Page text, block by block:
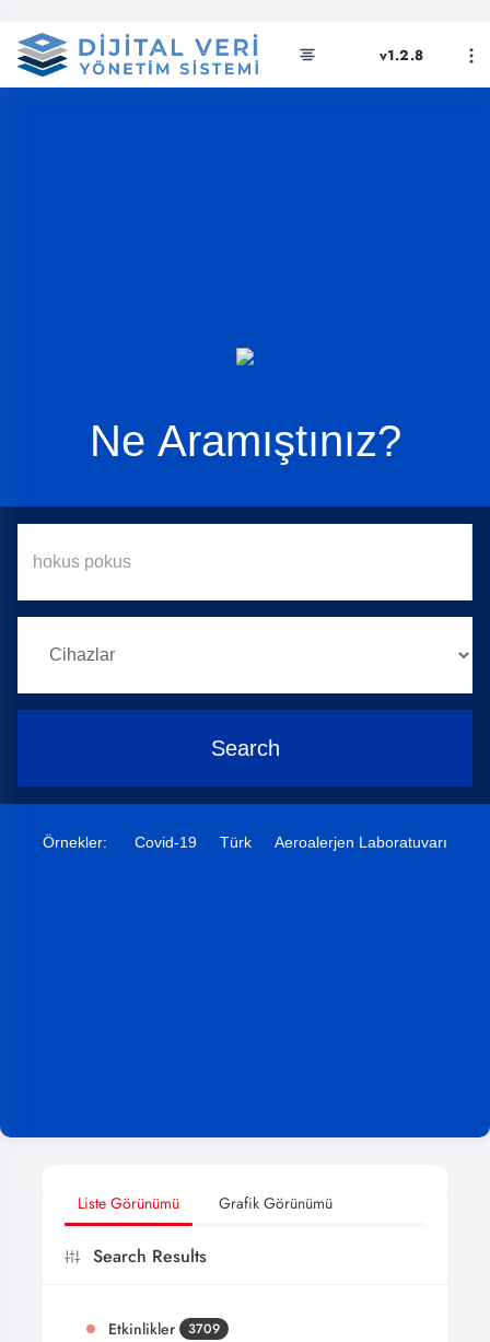
v1.2.8
Ne Aramıştınız?
Search
Örnekler: Covid-19 Türk Aeroalerjen Laboratuvarı
Liste Görünümü Grafik Görünümü
Search Results
Etkinlikler 3709